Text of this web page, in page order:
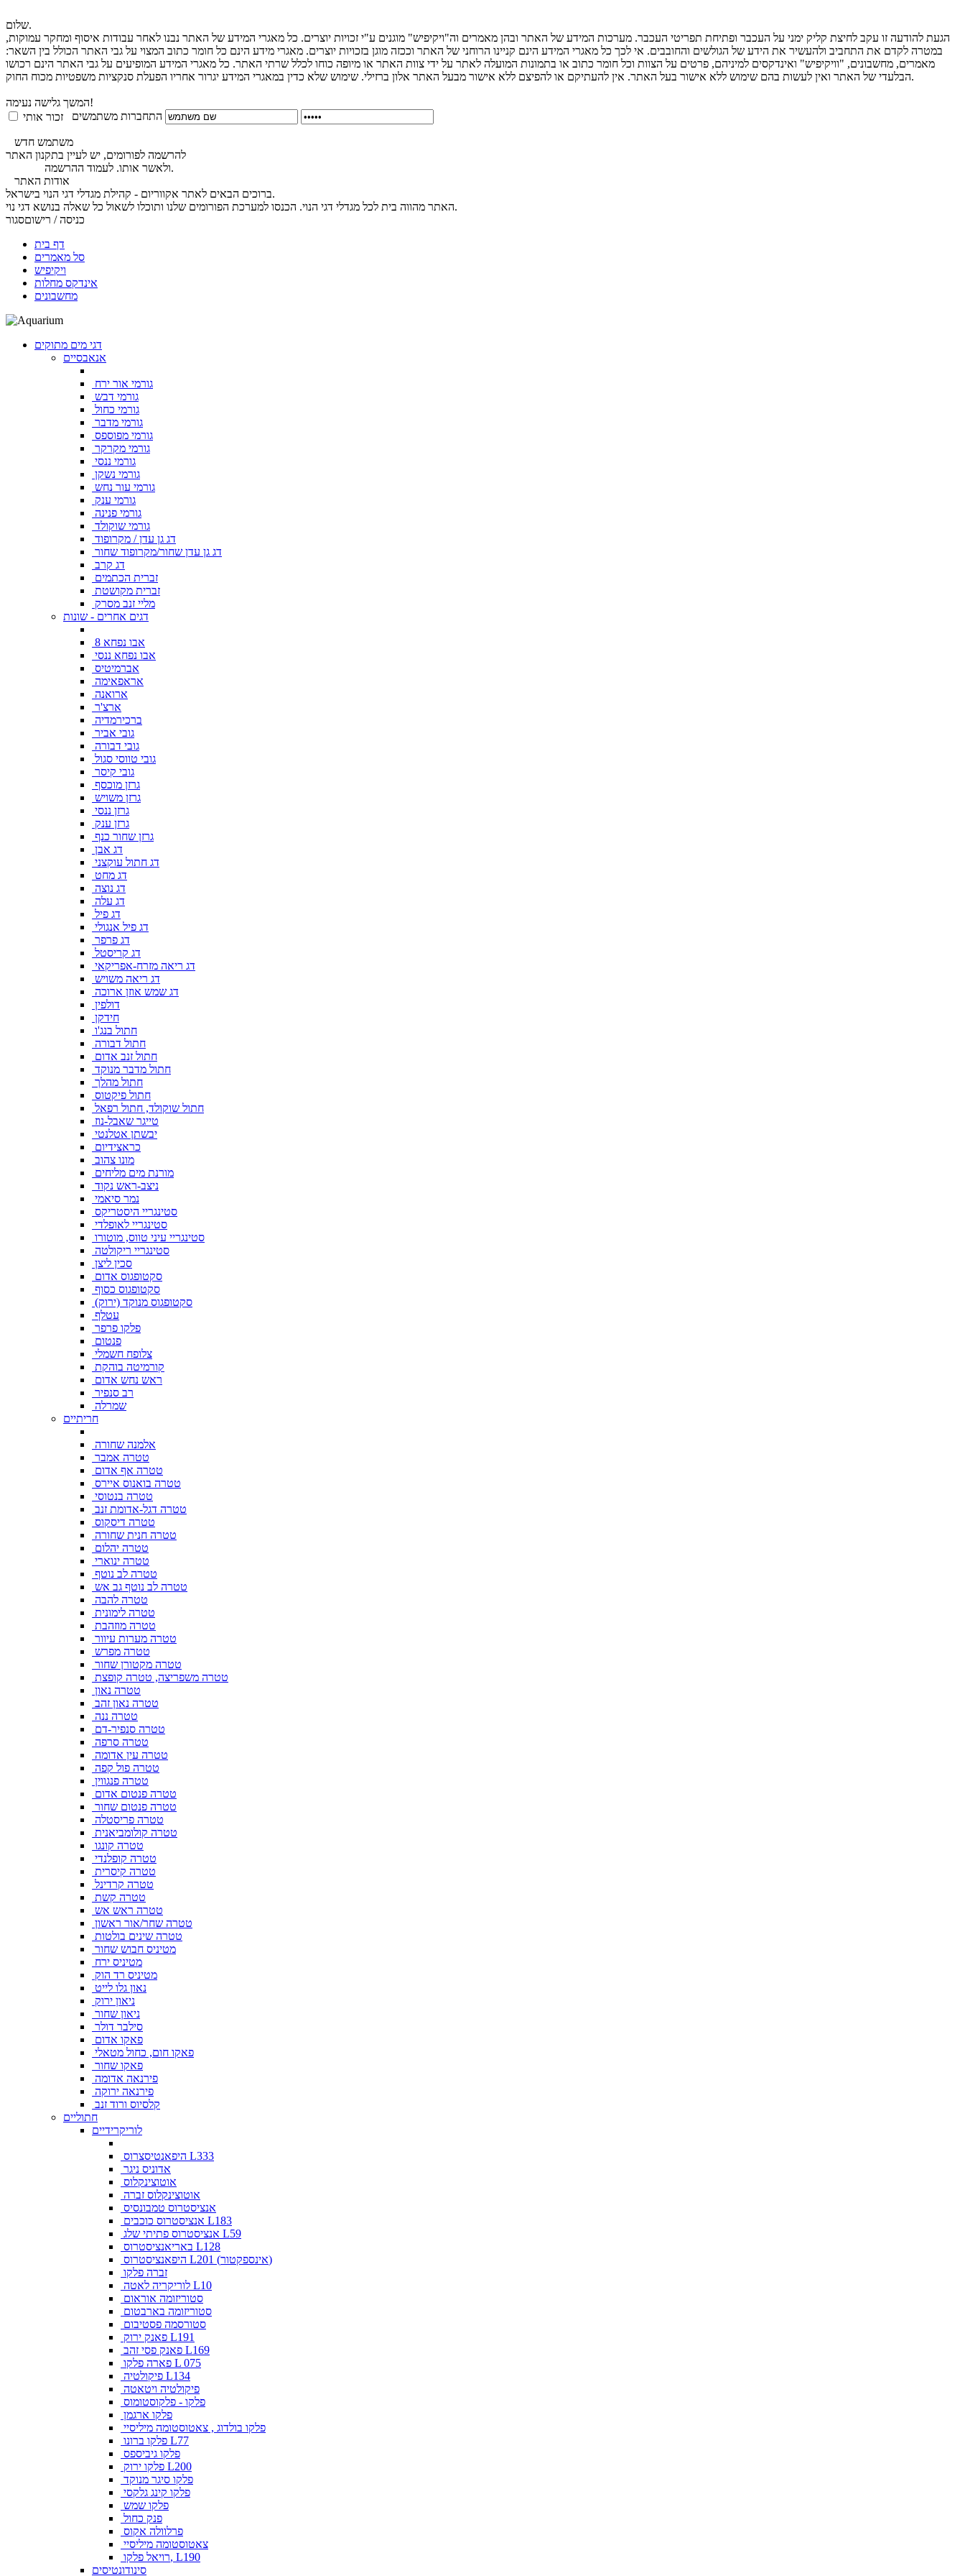
שלום.
הגעת להודעה זו עקב לחיצת קליק ימני על העכבר ופתיחת תפריטי העכבר. מערכות המידע של האתר ובהן מאמרים וה"ויקיפיש" מוגנים ע"י זכויות יוצרים. כל מאגרי המידע של האתר נבנו לאחר עבודות איסוף ומחקר עמוקות,
במטרה לקדם את התחביב ולהעשיר את הידע של הגולשים והחובבים. אי לכך כל מאגרי המידע הינם קניינו הרוחני של האתר וככזה מוגן בזכויות יוצרים. מאגרי מידע הינם כל חומר כתוב המצוי על גבי האתר הכולל בין השאר:
מאמרים, מחשבונים, "וויקיפיש" ואינדקסים למיניהם, פרטים על הצוות וכל חומר כתוב או בתמונות המועלה לאתר על ידי צוות האתר או מיופה כוחו לכלל שרתי האתר. כל מאגרי המידע המופיעים על גבי האתר הינם רכושו
הבלעדי של האתר ואין לעשות בהם שימוש ללא אישור בעל האתר. אין להעתיקם או להפיצם ללא אישור מבעל האתר אלון ברזילי. שימוש שלא כדין במאגרי המידע יגרור אחריו הפעלת סנקציות משפטיות מכוח החוק.
המשך גלישה נעימה!
התחברות משתמשים
זכור אותי
משתמש חדש
להרשמה לפורומים, יש לעיין בתקנון האתר
ולאשר אותו. לעמוד ההרשמה.
אודות האתר
ברוכים הבאים לאתר אקווריום - קהילת מגדלי דגי הנוי בישראל.
האתר מהווה בית לכל מגדלי דגי הנוי. הכנסו למערכת הפורומים שלנו ותוכלו לשאול כל שאלה בנושא דגי נוי.
כניסה / רישוםסגור
דף בית
סל מאמרים
ויקיפיש
אינדקס מחלות
מחשבונים
דגי מים מתוקים
אנאבסיים
גורמי אור ירח
גורמי דבש
גורמי כחול
גורמי מדבר
גורמי מפוספס
גורמי מקרקר
גורמי ננסי
גורמי נשקן
גורמי עור נחש
גורמי ענק
גורמי פנינה
גורמי שוקולד
דג גן עדן / מקרופוד
דג גן עדן שחור/מקרופוד שחור
דג קרב
זברית הכתמים
זברית מקושטת
מליי זנב מסרק
דגים אחרים - שונות
אבו נפחא 8
אבו נפחא ננסי
אברמיטיס
אראפאימה
ארואנה
ארצ'ר
ברכירמדיה
גובי אביר
גובי דבורה
גובי טווסי סגול
גובי קיסר
גרזן מוכסף
גרזן משויש
גרזן ננסי
גרזן ענק
גרזן שחור כנף
דג אבן
דג חתול עוקצני
דג מחט
דג נוצה
דג עלה
דג פיל
דג פיל אנגולי
דג פרפר
דג קריסטל
דג ריאה מזרח-אפריקאי
דג ריאה משויש
דג שמש אוזן ארוכה
דולפין
חידקן
חתול בנג'ו
חתול דבורה
חתול זנב אדום
חתול מדבר מנוקד
חתול מהלך
חתול פיקטוס
חתול שוקולד, חתול רפאל
טייגר שאבל-נוז
יבשתן אטלנטי
כראצידיום
מונו צהוב
מורנת מים מליחים
ניצב-ראש נקוד
נמר סיאמי
סטינגריי היסטריקס
סטינגריי לאופלדי
סטינגריי עיני טווס, מוטורו
סטינגריי ריקולטה
סכין ליצן
סקטופגוס אדום
סקטופגוס כסוף
סקטופגוס מנוקד (ירוק)
עטלף
פלקו פרפר
פנטום
צלופח חשמלי
קורמיטה בוהקת
ראש נחש אדום
רב סנפיר
שמרלה
חריתיים
אלמנה שחורה
טטרה אמבר
טטרה אף אדום
טטרה בואנוס איירס
טטרה בנטוסי
טטרה דגל-אדומת זנב
טטרה דיסקוס
טטרה חנית שחורה
טטרה יהלום
טטרה ינוארי
טטרה לב נוטף
טטרה לב נוטף גב אש
טטרה להבה
טטרה לימונית
טטרה מוזהבת
טטרה מערות עיוור
טטרה מפרש
טטרה מקטורן שחור
טטרה משפריצה, טטרה קופצת
טטרה נאון
טטרה נאון זהב
טטרה ננה
טטרה סנפיר-דם
טטרה סרפה
טטרה עין אדומה
טטרה פול קפה
טטרה פנגווין
טטרה פנטום אדום
טטרה פנטום שחור
טטרה פריסטלה
טטרה קולומביאנית
טטרה קונגו
טטרה קופלנדי
טטרה קיסרית
טטרה קרדינל
טטרה קשת
טטרה ראש אש
טטרה שחר/אור ראשון
טטרה שינים בולטות
מטיניס חבוש שחור
מטיניס ירח
מטיניס רד הוק
נאון גלו לייט
ניאון ירוק
ניאון שחור
סילבר דולר
פאקו אדום
פאקו חום, כחול מטאלי
פאקו שחור
פירנאה אדומה
פירנאה ירוקה
קלסיוס ורוד זנב
חתוליים
לוריקרידיים
היפאנטיסצרוס L333
אדוניס ניגר
אוטוצינקלוס
אוטוצינקלוס זברה
אנציסטרוס טמבונסיס
אנציסטרוס כוכבים L183
אנציסטרוס פתיתי שלג L59
באריאנציסטרוס L128
היפאנציסטרוס L201 (אינספקטור)
זברה פלקו
לוריקריה לאטה L10
סטוריזומה אוראום
סטוריזומה בארבטום
סטורסמה פסטיבום
פאנק ירוק L191
פאנק פסי זהב L169
פארה פלקו L 075
פיקולטיה L134
פיקולטיה ויטאטה
פלקו - פלקוסטומוס
פלקו ארגמן
פלקו בולדוג , צאטוסטומה מיליסיי
פלקו ברונו L77
פלקו גיביספס
פלקו ירוק L200
פלקו סיגר מנוקד
פלקו קינג גלקסי
פלקו שמש
פנק כחול
פרלוולה אקוס
צאטוסטומה מיליסיי
רויאל פלקו, L190
סינודונטיסים